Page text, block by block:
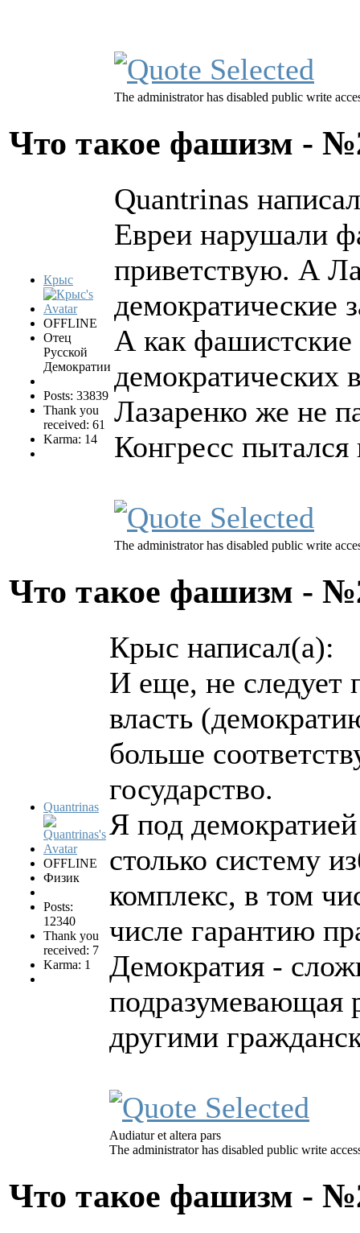
The administrator has disabled public write
Что такое фашизм -
Крыс
OFFLINE
Отец
Русской
Демократии
Posts: 33839
Thank you
received: 61
Karma: 14
Quantrinas
Евреи нарушали
приветствую. А
демократические
А как фашистские
демократических
Лазаренко же не
Конгресс
The administrator has disabled public write
Что такое фашизм -
Quantrinas
OFFLINE
Физик
Posts:
12340
Thank you
received: 7
Karma: 1
Крыс написал(а):
И еще, не следует
власть
больше
государство.
Я под
столько систему
комплекс, в том
числе гарантию
Демократия -
подразумевающая
другими
Audiatur et altera pars
The administrator has disabled public write
Что такое фашизм -